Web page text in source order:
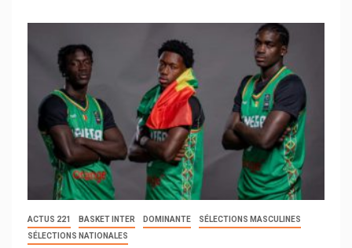
ACTUS 221 BASKET INTER DOMINANTE
SÉLECTIONS MASCULINES
SÉLECTIONS NATIONALES